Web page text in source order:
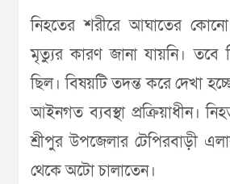
নিহতের শরীরে আঘাতের কোনো
মৃত্যুর কারণ জানা যায়নি। তবে
ছিল। বিষয়টি তদন্ত করে দেখা
আইনগত ব্যবস্থা প্রক্রিয়াধীন।
শ্রীপুর উপজেলার টেপিরবাড়ী
থেকে অটো চালাতেন।